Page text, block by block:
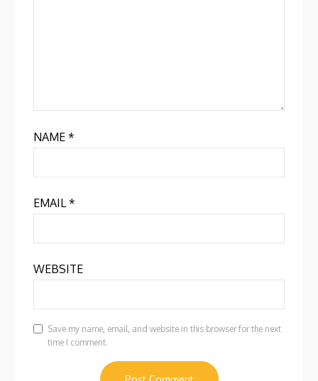
NAME*
EMAIL*
WEBSITE
Save my name, email, and website in this browser for the next
time I comment.